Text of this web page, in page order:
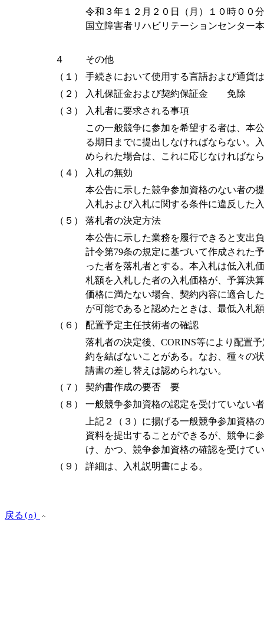
令和３年１２月２０日（月）１０時００分
国立障害者リハビリテーションセンター
４
その他
（１）
手続きにおいて使用する言語および通貨
（２）
入札保証金および契約保証金 免除
（３）
入札者に要求される事項
この一般競争に参加を希望する者は、本
る期日までに提出しなければならない。
められた場合は、これに応じなければな
（４）
入札の無効
本公告に示した競争参加資格のない者の
入札および入札に関する条件に違反した
（５）
落札者の決定方法
本公告に示した業務を履行できると支出
計令第79条の規定に基づいて作成された
った者を落札者とする。本入札は低入札
札額を入札した者の入札価格が、予算決
価格に満たない場合、契約内容に適合し
が可能であると認めたときは、最低入札
（６）
配置予定主任技術者の確認
落札者の決定後、CORINS等により配置
約を結ばないことがある。なお、種々の
請書の差し替えは認められない。
（７）
契約書作成の要否 要
（８）
一般競争参加資格の認定を受けていない
上記２（３）に揚げる一般競争参加資格
資料を提出することができるが、競争に
け、かつ、競争参加資格の確認を受けて
（９）
詳細は、入札説明書による。
戻る (o)